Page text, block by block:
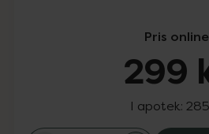
Pris online
299
I apotek: